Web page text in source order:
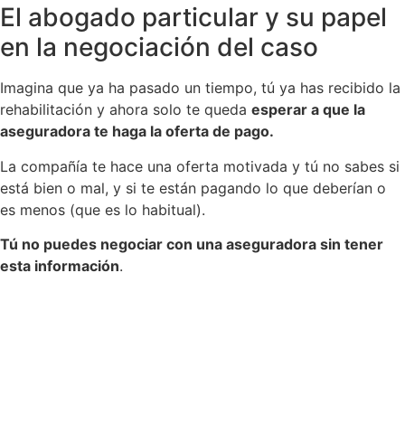
El abogado particular y su papel
en la negociación del caso
Imagina que ya ha pasado un tiempo, tú ya has recibido la
rehabilitación y ahora solo te queda esperar a que la
aseguradora te haga la oferta de pago.
La compañía te hace una oferta motivada y tú no sabes si
está bien o mal, y si te están pagando lo que deberían o
es menos (que es lo habitual).
Tú no puedes negociar con una aseguradora sin tener
esta información.